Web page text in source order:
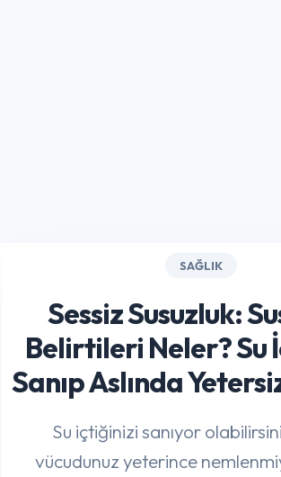
SAĞLIK
Sessiz Susuzluk:
Belirtileri Neler? Su
Sanıp Aslında
Su içtiğinizi sanıyor
vücudunuz yeterince